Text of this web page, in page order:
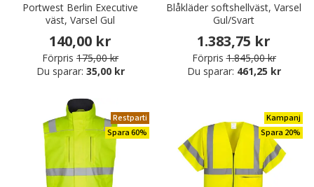
Portwest Berlin Executive
väst, Varsel Gul
140,00 kr
Förpris 175,00 kr
Du sparar: 35,00 kr
Blåkläder softshellväst, Varsel
Gul/Svart
1.383,75 kr
Förpris 1.845,00 kr
Du sparar: 461,25 kr
Restparti
Spara 60%
Kampanj
Spara 20%